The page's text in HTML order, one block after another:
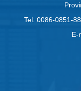
Tel: 0086-0851-
E-